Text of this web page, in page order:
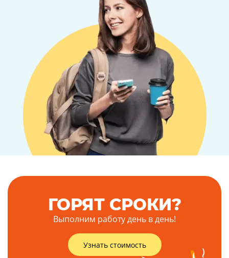
ГОРЯТ СРОКИ?
Выполним работу день в день!
Узнать стоимость